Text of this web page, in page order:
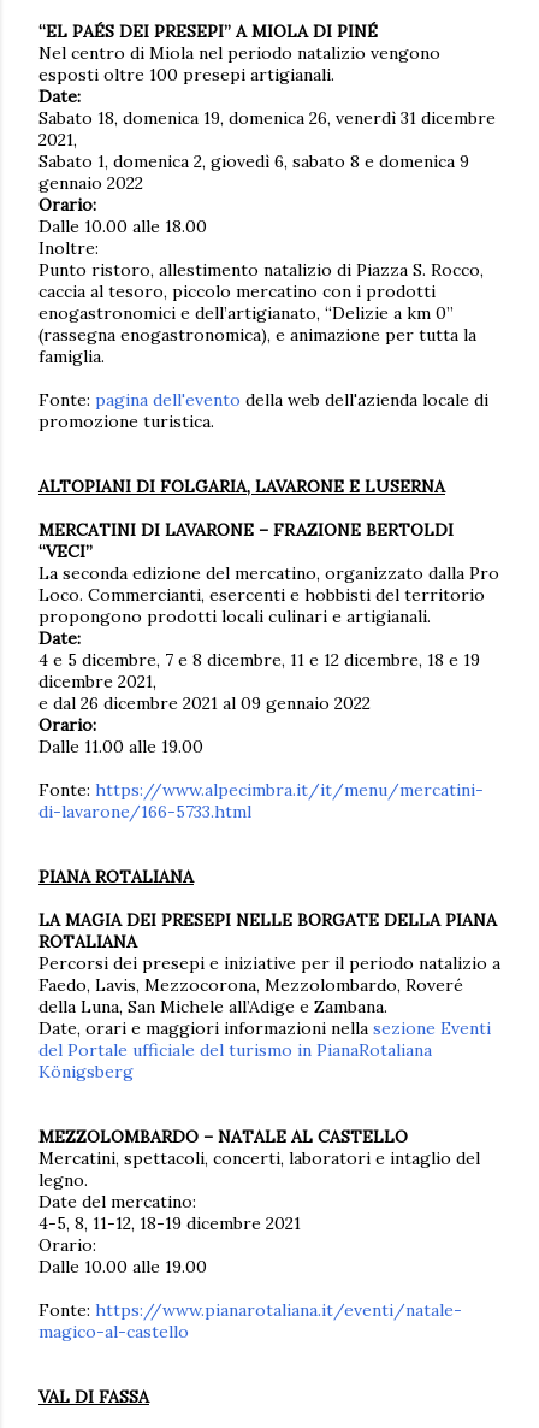
“EL PAÉS DEI PRESEPI” A MIOLA DI PINÉ
Nel centro di Miola nel periodo natalizio vengono
esposti oltre 100 presepi artigianali.
Date:
Sabato 18, domenica 19, domenica 26, venerdì 31 dicembre
2021,
Sabato 1, domenica 2, giovedì 6, sabato 8 e domenica 9
gennaio 2022
Orario:
Dalle 10.00 alle 18.00
Inoltre:
Punto ristoro, allestimento natalizio di Piazza S. Rocco,
caccia al tesoro, piccolo mercatino con i prodotti
enogastronomici e dell’artigianato, “Delizie a km 0”
(rassegna enogastronomica), e animazione per tutta la
famiglia.
Fonte: pagina dell'evento della web dell'azienda locale di
promozione turistica.
ALTOPIANI DI FOLGARIA, LAVARONE E LUSERNA
MERCATINI DI LAVARONE – FRAZIONE BERTOLDI
“VECI”
La seconda edizione del mercatino, organizzato dalla Pro
Loco. Commercianti, esercenti e hobbisti del territorio
propongono prodotti locali culinari e artigianali.
Date:
4 e 5 dicembre, 7 e 8 dicembre, 11 e 12 dicembre, 18 e 19
dicembre 2021,
e dal 26 dicembre 2021 al 09 gennaio 2022
Orario:
Dalle 11.00 alle 19.00
Fonte: https://www.alpecimbra.it/it/menu/mercatini-
di-lavarone/166-5733.html
PIANA ROTALIANA
LA MAGIA DEI PRESEPI NELLE BORGATE DELLA PIANA
ROTALIANA
Percorsi dei presepi e iniziative per il periodo natalizio a
Faedo, Lavis, Mezzocorona, Mezzolombardo, Roveré
della Luna, San Michele all’Adige e Zambana.
Date, orari e maggiori informazioni nella sezione Eventi
del Portale ufficiale del turismo in PianaRotaliana
Königsberg
MEZZOLOMBARDO – NATALE AL CASTELLO
Mercatini, spettacoli, concerti, laboratori e intaglio del
legno.
Date del mercatino:
4-5, 8, 11-12, 18-19 dicembre 2021
Orario:
Dalle 10.00 alle 19.00
Fonte: https://www.pianarotaliana.it/eventi/natale-
magico-al-castello
VAL DI FASSA